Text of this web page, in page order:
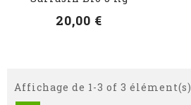
20,00 €
Affichage de 1-3 of 3 élément(s)